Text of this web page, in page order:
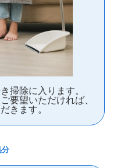
掃除に入ります。
要望いただければ、
きます。
分